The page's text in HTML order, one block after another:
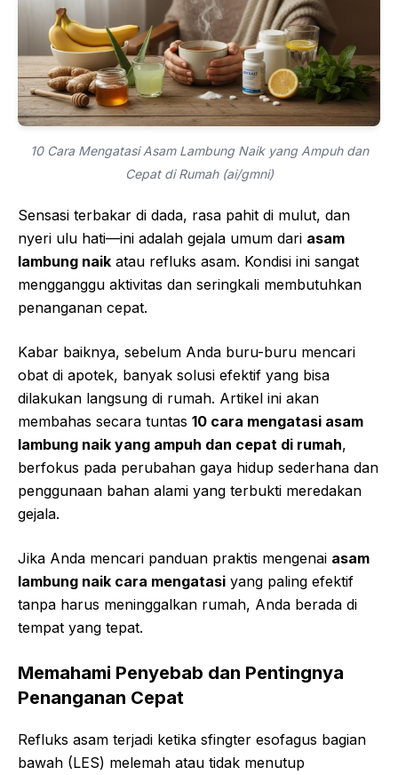
10 Cara Mengatasi Asam Lambung Naik yang Ampuh dan
Cepat di Rumah (ai/gmni)
Sensasi terbakar di dada, rasa pahit di mulut, dan
nyeri ulu hati—ini adalah gejala umum dari asam
lambung naik atau refluks asam. Kondisi ini sangat
mengganggu aktivitas dan seringkali membutuhkan
penanganan cepat.
Kabar baiknya, sebelum Anda buru-buru mencari
obat di apotek, banyak solusi efektif yang bisa
dilakukan langsung di rumah. Artikel ini akan
membahas secara tuntas 10 cara mengatasi asam
lambung naik yang ampuh dan cepat di rumah,
berfokus pada perubahan gaya hidup sederhana dan
penggunaan bahan alami yang terbukti meredakan
gejala.
Jika Anda mencari panduan praktis mengenai asam
lambung naik cara mengatasi yang paling efektif
tanpa harus meninggalkan rumah, Anda berada di
tempat yang tepat.
Memahami Penyebab dan Pentingnya
Penanganan Cepat
Refluks asam terjadi ketika sfingter esofagus bagian
bawah (LES) melemah atau tidak menutup